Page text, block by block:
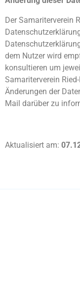
Der Samariterverein
dem Nutzer wird
konsultieren um
Samariterverein
Änderungen der
Mail darüber zu
Aktualisiert am: